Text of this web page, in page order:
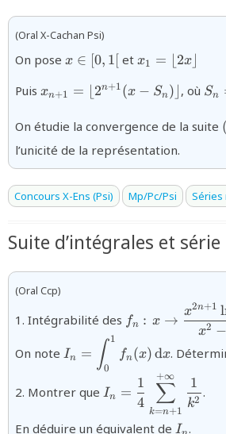
(Oral X-Cachan Psi)
On pose {x
\in[0,1[}
x ∈ [0, 1[et {x_{1} =
\lfloor
2x\rfloor}
x1 = 2x⌋
Puis
{x_{n+1}=
\lfloor
S_{n})\rfloor}
xn+1 = 2n+1 (x − Sn)⌋ , où Sn
On étudie la convergence de la suite (
l’unicité de la représentation.
Concours X-Ens (Psi) Mp/Pc/Psi Séries
Suite d’intégrales et série
(Oral Ccp)
1. Intégrabilité des
{f_{n}\,\colon
{x^{2}-1}}
fn : x →
x2 −
x2n+1 l
On note (x)\,\text{d}x}
In = ∫0
1
fn(x)dx.
2. Montrer que
{k^{2}}}
In =
4
1
k=n+1
∑
+∞
k2
1
.
En déduire un équivalent de {I_{n}}
I .